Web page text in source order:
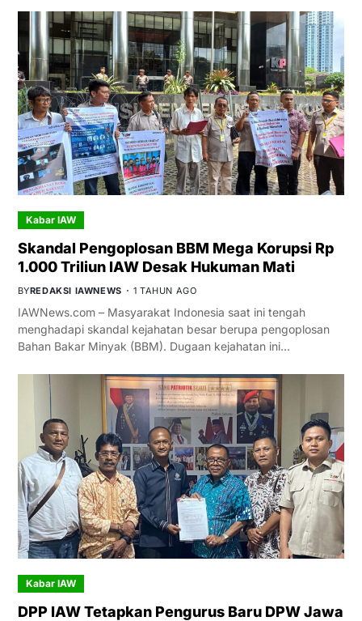
Kabar IAW
Skandal Pengoplosan BBM Mega Korupsi Rp
1.000 Triliun IAW Desak Hukuman Mati
BYREDAKSI IAWNEWS 1 TAHUN AGO
IAWNews.com – Masyarakat Indonesia saat ini tengah
menghadapi skandal kejahatan besar berupa pengoplosan
Bahan Bakar Minyak (BBM). Dugaan kejahatan ini…
Kabar IAW
DPP IAW Tetapkan Pengurus Baru DPW Jawa